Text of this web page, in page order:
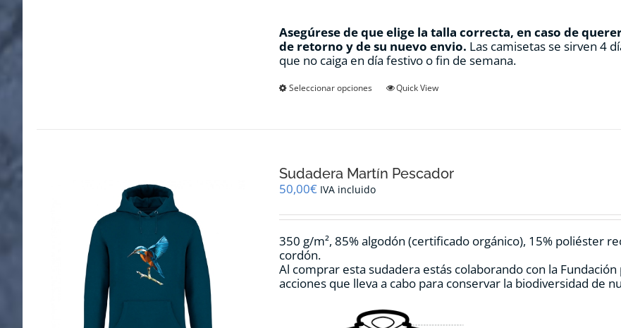
Asegúrese de que elige la talla correcta, en caso de
de retorno y de su nuevo envio. Las camisetas se sirven 4
que no caiga en día festivo o fin de semana.
Seleccionar opciones
Este
opciones
elegir
la
de
producto
Quick View
Sudadera Martín Pescador
50,00€ IVA incluido
350 g/m², 85% algodón (certificado orgánico), 15% poliéster
cordón.
Al comprar esta sudadera estás colaborando con la
acciones que lleva a cabo para conservar la biodiversidad de